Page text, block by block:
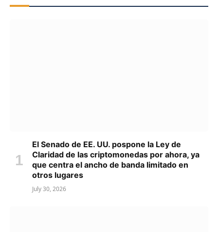
El Senado de EE. UU. pospone la Ley de
Claridad de las criptomonedas por ahora, ya
que centra el ancho de banda limitado en
otros lugares
July 30, 2026